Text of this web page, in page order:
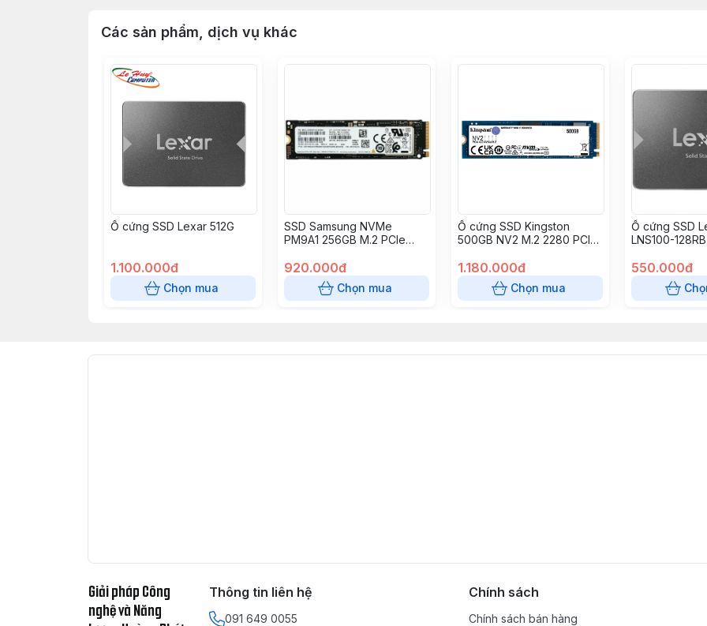
Các sản phẩm, dịch vụ khác
Ổ cứng SSD Lexar 512G
1.100.000đ
Chọn mua
SSD Samsung NVMe
PM9A1 256GB M.2 PCIe
920.000đ
Chọn mua
Ổ cứng SSD Kingston
500GB NV2 M.2 2280 PCIe
1.180.000đ
Chọn mua
Ổ cứng SSD
LNS100-
550.000đ
Giải pháp Công
nghệ và Năng
Thông tin liên hệ
091 649 0055
Chính sách
Chính sách bán hàng